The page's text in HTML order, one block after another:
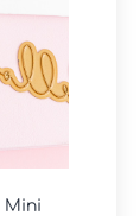
Mini